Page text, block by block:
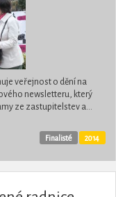
veřejnost o dění na
newsletteru, který
ze zastupitelstev a...
2014
Finalisté